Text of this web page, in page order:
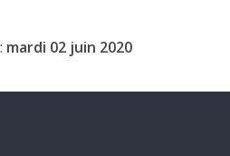
mardi 02 juin 2020